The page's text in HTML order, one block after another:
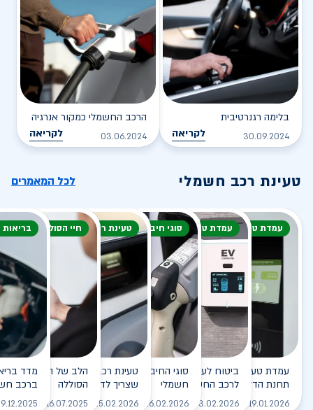
בלימה רגנרטיבית
30.09.2024 לקריאה
הרכב החשמלי כמקור אנרגיה
03.06.2024 לקריאה
טעינת רכב חשמלי לכל המאמרים
עמדת טעינה
עמדת טעינה - הסוף של
תחנת הדלק?
19.01.2026 לקריאה
עמדת טעינה
ביטוח לעמדת טעינה ביתית
לרכב החשמלי
03.02.2026 לקריאה
סוגי חיבור
סוגי החיבורים לטעינת רכב
חשמלי
26.02.2026 לקריאה
טעינת רכב חשמלי
טעינת רכב חשמלי - כל מה
שצריך לדעת
25.02.2026 לקריאה
חיי הסוללה
הלב של הרכב
הסוללה
16.07.2025
ברכב